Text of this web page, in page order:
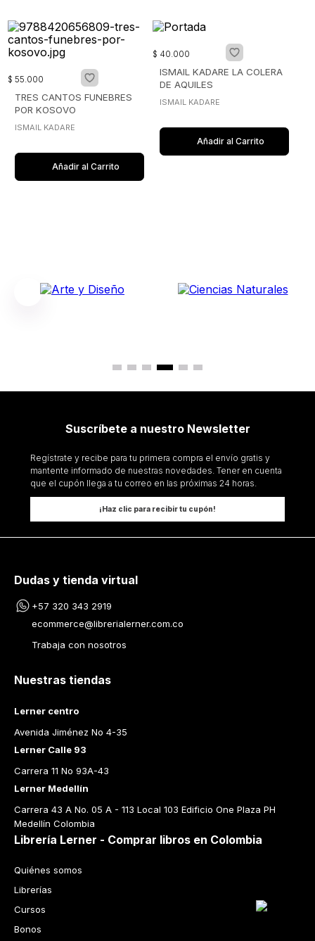
$ 55.000
TRES CANTOS FUNEBRES
POR KOSOVO
ISMAIL KADARE
Añadir al Carrito
$ 40.000
ISMAIL KADARE LA COLERA
DE AQUILES
ISMAIL KADARE
Añadir al Carrito
Suscríbete a nuestro Newsletter
Regístrate y recibe para tu primera compra el envío gratis y
mantente informado de nuestras novedades. Tener en cuenta
que el cupón llega a tu correo en las próximas 24 horas.
¡Haz clic para recibir tu cupón!
Dudas y tienda virtual
+57 320 343 2919
ecommerce@librerialerner.com.co
Trabaja con nosotros
Nuestras tiendas
Lerner centro
Avenida Jiménez No 4-35
Lerner Calle 93
Carrera 11 No 93A-43
Lerner Medellín
Carrera 43 A No. 05 A - 113 Local 103 Edificio One Plaza PH
Medellín Colombia
Librería Lerner - Comprar libros en Colombia
Quiénes somos
Librerías
Cursos
Bonos